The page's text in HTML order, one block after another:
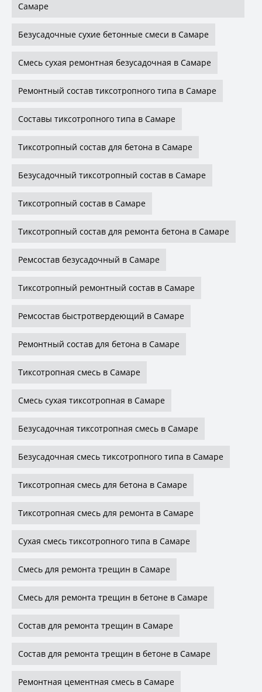
Самаре
Безусадочные сухие бетонные смеси в Самаре
Смесь сухая ремонтная безусадочная в Самаре
Ремонтный состав тиксотропного типа в Самаре
Составы тиксотропного типа в Самаре
Тиксотропный состав для бетона в Самаре
Безусадочный тиксотропный состав в Самаре
Тиксотропный состав в Самаре
Тиксотропный состав для ремонта бетона в Самаре
Ремсостав безусадочный в Самаре
Тиксотропный ремонтный состав в Самаре
Ремсостав быстротвердеющий в Самаре
Ремонтный состав для бетона в Самаре
Тиксотропная смесь в Самаре
Смесь сухая тиксотропная в Самаре
Безусадочная тиксотропная смесь в Самаре
Безусадочная смесь тиксотропного типа в Самаре
Тиксотропная смесь для бетона в Самаре
Тиксотропная смесь для ремонта в Самаре
Сухая смесь тиксотропного типа в Самаре
Смесь для ремонта трещин в Самаре
Смесь для ремонта трещин в бетоне в Самаре
Состав для ремонта трещин в Самаре
Состав для ремонта трещин в бетоне в Самаре
Ремонтная цементная смесь в Самаре